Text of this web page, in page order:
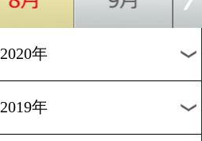
過去のニュース
2026年